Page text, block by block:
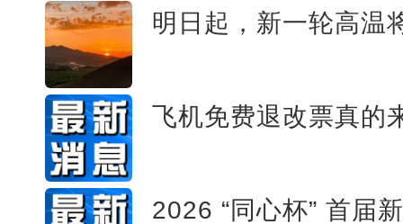
明日起，新一轮高温
飞机免费退改票真的
2026 “同心杯” 首届